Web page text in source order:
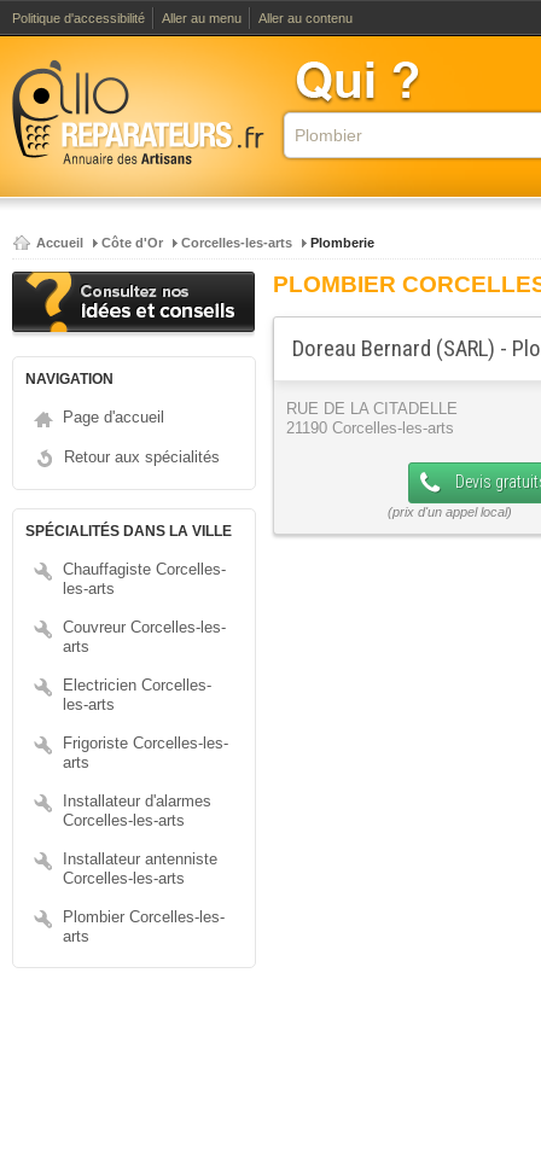
Politique d'accessibilité Aller au menu Aller au contenu
Accueil Côte d'Or Corcelles-les-arts Plomberie
NAVIGATION
Page d'accueil
Retour aux spécialités
SPÉCIALITÉS DANS LA VILLE
Chauffagiste Corcelles-
les-arts
Couvreur Corcelles-les-
arts
Electricien Corcelles-
les-arts
Frigoriste Corcelles-les-
arts
Installateur d'alarmes
Corcelles-les-arts
Installateur antenniste
Corcelles-les-arts
Plombier Corcelles-les-
arts
PLOMBIER
Doreau Bernard (SARL) -
RUE DE LA CITADELLE
21190 Corcelles-les-arts
Devis